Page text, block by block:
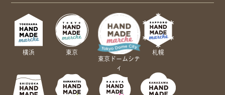
横浜
東京
東京ドームシテ
ィ
札幌